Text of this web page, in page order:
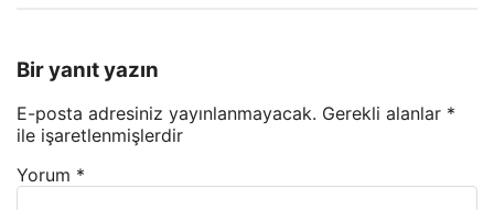
Bir yanıt yazın
E-posta adresiniz yayınlanmayacak. Gerekli alanlar *
ile işaretlenmişlerdir
Yorum *